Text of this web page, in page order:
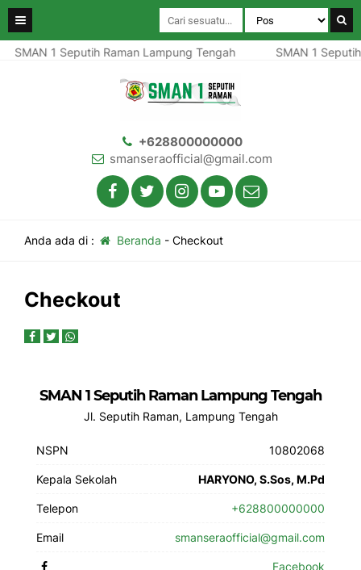
SMAN 1 Seputih Raman Lampung Tengah SMAN 1
+628800000000
smanseraofficial@gmail.com
Anda ada di : Beranda - Checkout
Checkout
SMAN 1 Seputih Raman Lampung Tengah
Jl. Seputih Raman, Lampung Tengah
NSPN 10802068
Kepala Sekolah HARYONO, S.Sos, M.Pd
Telepon +628800000000
Email smanseraofficial@gmail.com
Facebook